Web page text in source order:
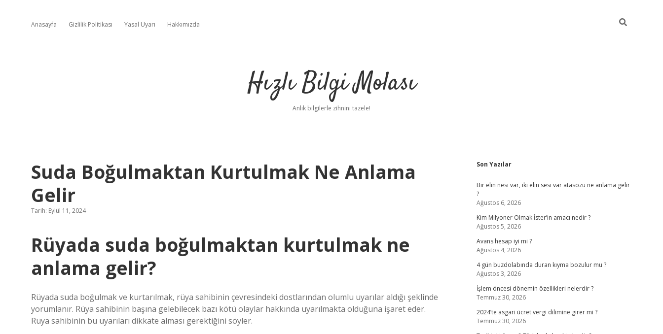
Anasayfa Gizlilik Politikası Yasal Uyarı Hakkımızda
Hızlı Bilgi Molası
Anlık bilgilerle zihnini tazele!
Suda Boğulmaktan Kurtulmak Ne Anlama
Gelir
Tarih: Eylül 11, 2024
Rüyada suda boğulmaktan kurtulmak ne
anlama gelir?
Rüyada suda boğulmak ve kurtarılmak, rüya sahibinin çevresindeki dostlarından olumlu uyarılar aldığı şeklinde
yorumlanır. Rüya sahibinin başına gelebilecek bazı kötü olaylar hakkında uyarılmakta olduğuna işaret eder.
Rüya sahibinin bu uyarıları dikkate alması gerektiğini söyler.
Sidebar
Son Yazılar
Bir elin nesi var, iki elin sesi var atasözü ne anlama gelir
?
Ağustos 6, 2026
Kim Milyoner Olmak İster’in amacı nedir ?
Ağustos 5, 2026
Avans hesap iyi mi ?
Ağustos 4, 2026
4 gün buzdolabında duran kıyma bozulur mu ?
Ağustos 3, 2026
İşlem öncesi dönemin özellikleri nelerdir ?
Temmuz 30, 2026
2024’te asgari ücret vergi dilimine girer mi ?
Temmuz 30, 2026